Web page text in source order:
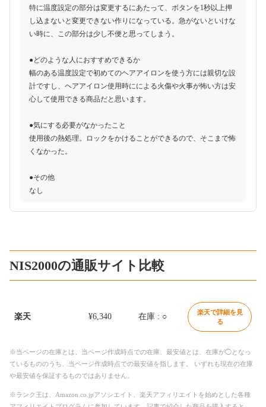
特に温度設定の部分は変更するにあたって、ボタンを1秒以上押
し込まないと変更できない作りになっている。急がないといけな
い時に、この部分は少し不便と思ってしまう。
●どのような人におすすめできるか
幅のある温度設定で初めてのヘアアイロンを使う方には親切な設
計ですし、ヘアアイロン使用時にによる火傷や火事が怖い方は安
心して使用できる商品だと思います。
●気にする必要がなかったこと
使用後の熱処理。ロックをかけることができるので、そこまで怖
くなかった。
●その他
なし
NIS2000の通販サイト比較
楽天 ¥6,340 在庫 : ○
楽天で詳細を見
る
※当ページの在庫とは、当ページ作成時点での在庫、最安値とは、在庫が◯となっ
ているもののうち、当ページ作成時点での最安値を指します。 いずれも現在の在庫
や最安値を保証するものではありません。
※ランク王は、Amazon.co.jpアソシエイト、楽天アフィリエイトを始めとした各種